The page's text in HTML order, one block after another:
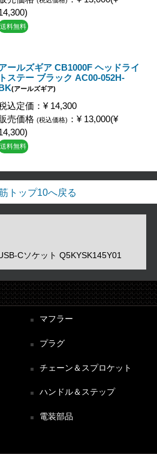
送料無料
ールズギア CB1000F ヘッドライ
トステー ブラック AC00-052H-
BK(アールズギア)
込定価：¥ 14,300
売価格 (税込価格) ：¥ 13,000(¥
送料無料
トップ10へ戻る
Cソケット Q5KYSK145Y01
マフラー
プラグ
チェーン＆スプロケット
ハンドル＆ステップ
電装部品